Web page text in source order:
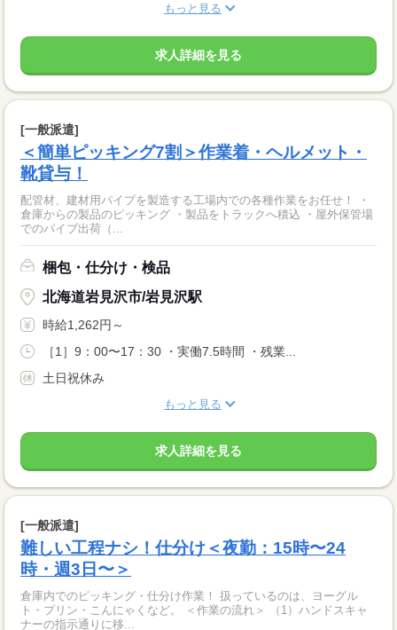
もっと見る
求人詳細を見る
[一般派遣]
＜簡単ピッキング7割＞作業着・ヘルメット・
靴貸与！
配管材、建材用パイプを製造する工場内での各種作業をお任せ！ ・
倉庫からの製品のピッキング ・製品をトラックへ積込 ・屋外保管場
でのパイプ出荷（...
梱包・仕分け・検品
北海道岩見沢市/岩見沢駅
時給1,262円～
［1］9：00〜17：30 ・実働7.5時間 ・残業...
土日祝休み
もっと見る
求人詳細を見る
[一般派遣]
難しい工程ナシ！仕分け＜夜勤：15時〜24
時・週3日〜＞
倉庫内でのピッキング・仕分け作業！ 扱っているのは、ヨーグル
ト・プリン・こんにゃくなど。 ＜作業の流れ＞ （1）ハンドスキャ
ナーの指示通りに移...